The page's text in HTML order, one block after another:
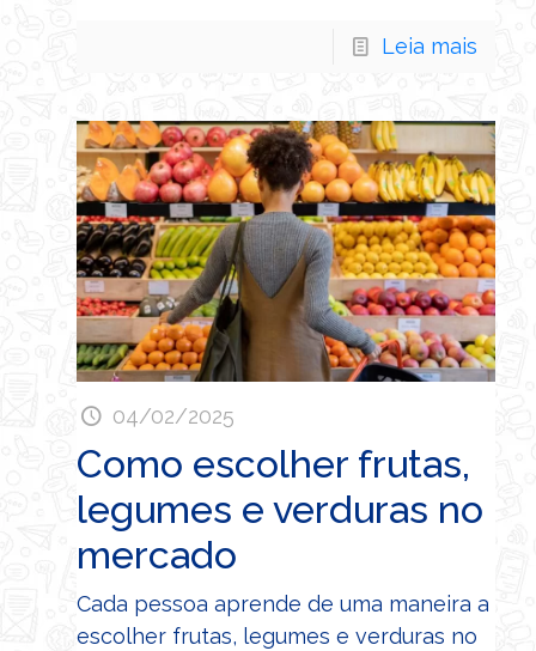
Leia mais
04/02/2025
Como escolher frutas,
legumes e verduras no
mercado
Cada pessoa aprende de uma maneira a
escolher frutas, legumes e verduras no